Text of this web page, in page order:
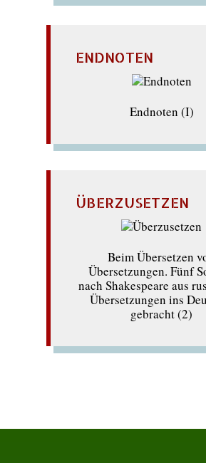
ENDNOTEN
Endnoten (I)
ÜBERZUSETZEN
Beim Übersetzen
Übersetzungen. Fünf
nach Shakespeare aus
Übersetzungen ins
gebracht (2)